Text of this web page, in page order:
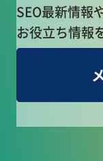
SEO最新情報
お役立ち情報